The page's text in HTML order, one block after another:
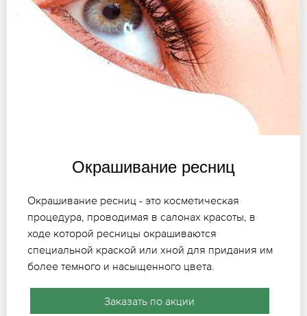
Окрашивание ресниц
Окрашивание ресниц - это косметическая
процедура, проводимая в салонах красоты, в
ходе которой ресницы окрашиваются
специальной краской или хной для придания им
более темного и насыщенного цвета.
Заказать по акции